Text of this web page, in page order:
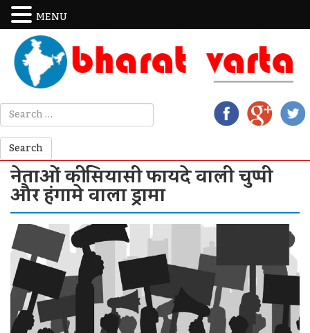
नेताओं की सियासी फायदे वाली चुप्पी
और हंगामे वाला ड्रामा
MENU